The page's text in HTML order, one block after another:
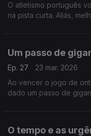
O atletismo português
na pista curta. Aliás,
Um passo de
Ep. 27
23 mar. 2026
Ao vencer o jogo de
dado um passo de
O tempo e as